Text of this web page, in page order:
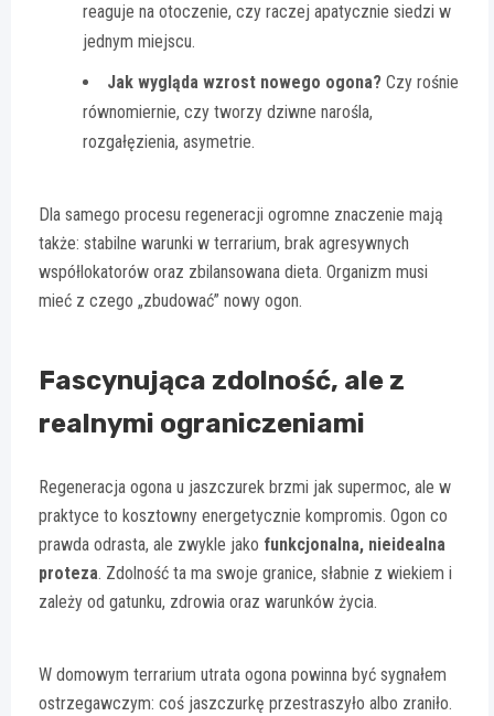
reaguje na otoczenie, czy raczej apatycznie siedzi w
jednym miejscu.
Jak wygląda wzrost nowego ogona? Czy rośnie
równomiernie, czy tworzy dziwne narośla,
rozgałęzienia, asymetrie.
Dla samego procesu regeneracji ogromne znaczenie mają
także: stabilne warunki w terrarium, brak agresywnych
współlokatorów oraz zbilansowana dieta. Organizm musi
mieć z czego „zbudować” nowy ogon.
Fascynująca zdolność, ale z
realnymi ograniczeniami
Regeneracja ogona u jaszczurek brzmi jak supermoc, ale w
praktyce to kosztowny energetycznie kompromis. Ogon co
prawda odrasta, ale zwykle jako funkcjonalna, nieidealna
proteza. Zdolność ta ma swoje granice, słabnie z wiekiem i
zależy od gatunku, zdrowia oraz warunków życia.
W domowym terrarium utrata ogona powinna być sygnałem
ostrzegawczym: coś jaszczurkę przestraszyło albo zraniło.